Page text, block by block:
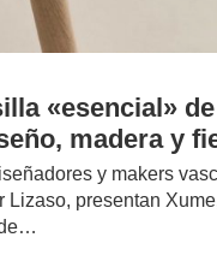
«esencial»
madera y
y makers
Lizaso, presentan